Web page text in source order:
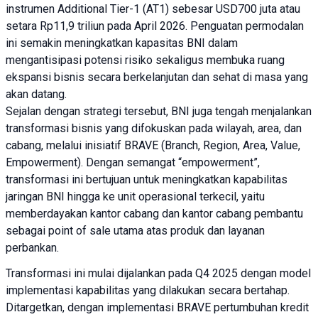
instrumen Additional Tier-1 (AT1) sebesar USD700 juta atau
setara Rp11,9 triliun pada April 2026. Penguatan permodalan
ini semakin meningkatkan kapasitas BNI dalam
mengantisipasi potensi risiko sekaligus membuka ruang
ekspansi bisnis secara berkelanjutan dan sehat di masa yang
akan datang.
Sejalan dengan strategi tersebut, BNI juga tengah menjalankan
transformasi bisnis yang difokuskan pada wilayah, area, dan
cabang, melalui inisiatif BRAVE (Branch, Region, Area, Value,
Empowerment). Dengan semangat “empowerment”,
transformasi ini bertujuan untuk meningkatkan kapabilitas
jaringan BNI hingga ke unit operasional terkecil, yaitu
memberdayakan kantor cabang dan kantor cabang pembantu
sebagai point of sale utama atas produk dan layanan
perbankan.
Transformasi ini mulai dijalankan pada Q4 2025 dengan model
implementasi kapabilitas yang dilakukan secara bertahap.
Ditargetkan, dengan implementasi BRAVE pertumbuhan kredit